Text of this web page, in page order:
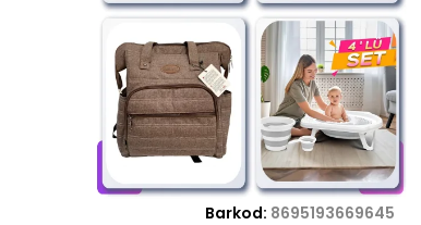
Barkod: 8695193669645